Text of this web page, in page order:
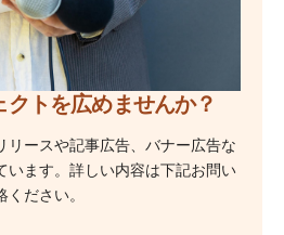
トを広めませんか？
リースや記事広告、バナー広告な
います。詳しい内容は下記お問い
ださい。